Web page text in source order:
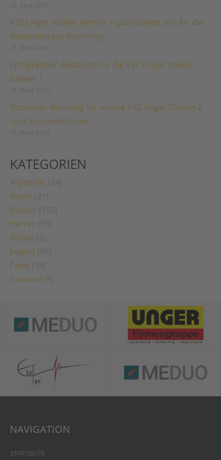
VSC Unger Volleys Herren 1 qualifizieren sich für die
Relegation zur Bezirksliga
Erfolgreicher Abschluss für die VSC Unger Volleys
Damen 1
Doppelter Heimsieg für unsere VSC Unger Damen 2
zum Saisonabschluss
KATEGORIEN
Allgemein
Beach
Damen
Herren
Hobby
Jugend
Pokal
Turniere
NAVIGATION
STARTSEITE